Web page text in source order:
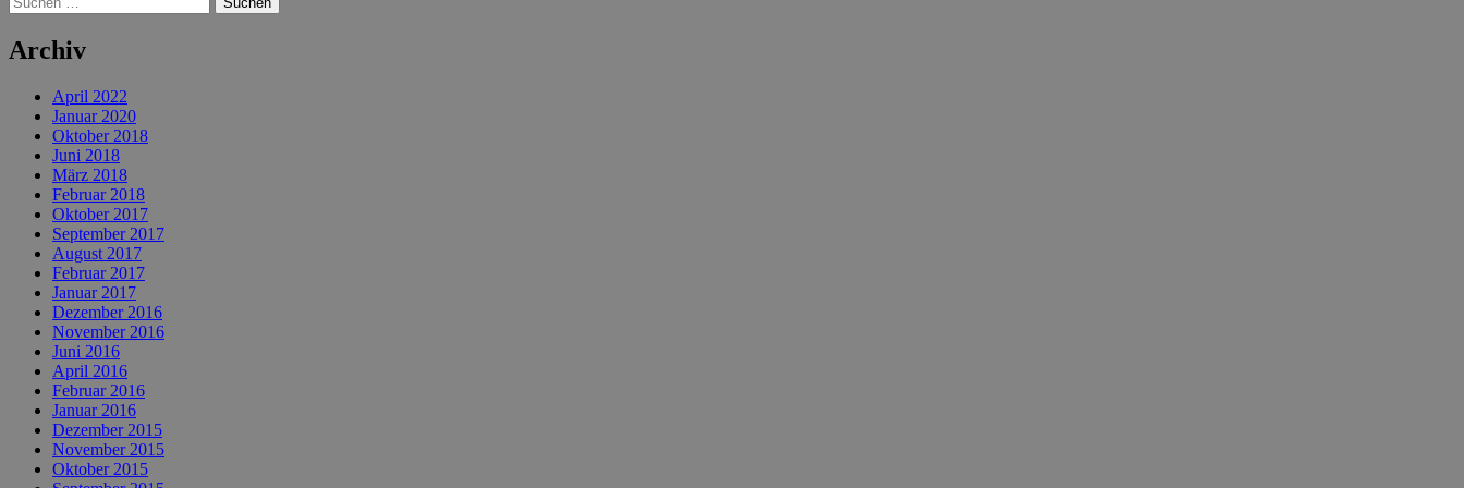
nach:
Archiv
April 2022
Januar 2020
Oktober 2018
Juni 2018
März 2018
Februar 2018
Oktober 2017
September 2017
August 2017
Februar 2017
Januar 2017
Dezember 2016
November 2016
Juni 2016
April 2016
Februar 2016
Januar 2016
Dezember 2015
November 2015
Oktober 2015